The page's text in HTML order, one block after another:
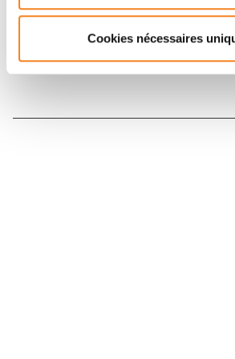
Cookies nécessaires
Inscrivez-vous à la